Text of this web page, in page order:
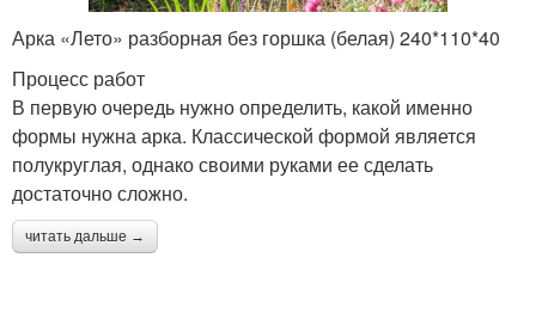
Арка «Лето» разборная без горшка (белая) 240*110*40
Процесс работ
В первую очередь нужно определить, какой именно
формы нужна арка. Классической формой является
полукруглая, однако своими руками ее сделать
достаточно сложно.
читать дальше →